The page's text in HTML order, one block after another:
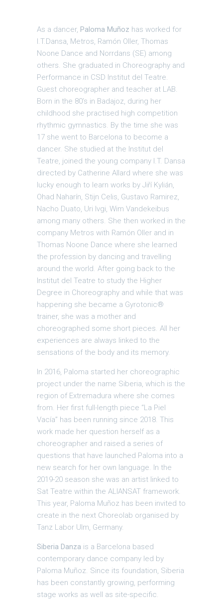
As a dancer, Paloma Muñoz has worked for
I.T.Dansa, Metros, Ramón Oller, Thomas
Noone Dance and Norrdans (SE) among
others. She graduated in Choreography and
Performance in CSD Institut del Teatre.
Guest choreographer and teacher at LAB.
Born in the 80’s in Badajoz, during her
childhood she practised high competition
rhythmic gymnastics. By the time she was
17 she went to Barcelona to become a
dancer. She studied at the Institut del
Teatre, joined the young company I.T. Dansa
directed by Catherine Allard where she was
lucky enough to learn works by Jiří Kylián,
Ohad Naharín, Stijn Celis, Gustavo Ramirez,
Nacho Duato, Uri Ivgi, Wim Vandekeibus
among many others. She then worked in the
company Metros with Ramón Oller and in
Thomas Noone Dance where she learned
the profession by dancing and travelling
around the world. After going back to the
Institut del Teatre to study the Higher
Degree in Choreography and while that was
happening she became a Gyrotonic®
trainer, she was a mother and
choreographed some short pieces. All her
experiences are always linked to the
sensations of the body and its memory.
In 2016, Paloma started her choreographic
project under the name Siberia, which is the
region of Extremadura where she comes
from. Her first full-length piece “La Piel
Vacía” has been running since 2018. This
work made her question herself as a
choreographer and raised a series of
questions that have launched Paloma into a
new search for her own language. In the
2019-20 season she was an artist linked to
Sat Teatre within the ALIANSAT framework.
This year, Paloma Muñoz has been invited to
create in the next Choreolab organised by
Tanz Labor Ulm, Germany.
Siberia Danza is a Barcelona based
contemporary dance company led by
Paloma Muñoz. Since its foundation, Siberia
has been constantly growing, performing
stage works as well as site-specific.